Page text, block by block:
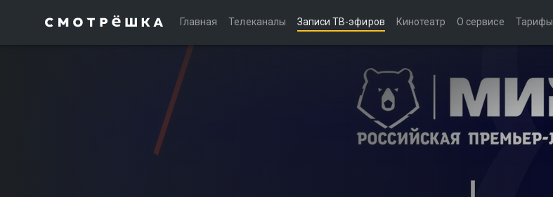
Главная Телеканалы Записи ТВ-эфиров Кинотеатр О сервисе Тарифы